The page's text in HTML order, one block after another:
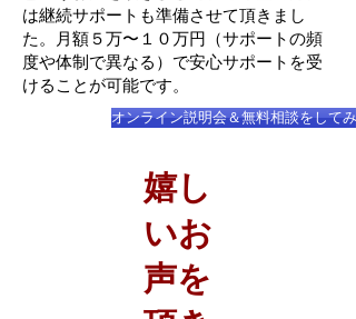
は継続サポートも準備させて頂きまし
た。月額５万〜１０万円（サポートの頻
度や体制で異なる）で安心サポートを受
けることが可能です。
オンライン説明会＆無料相談をしてみ
嬉し
いお
声を